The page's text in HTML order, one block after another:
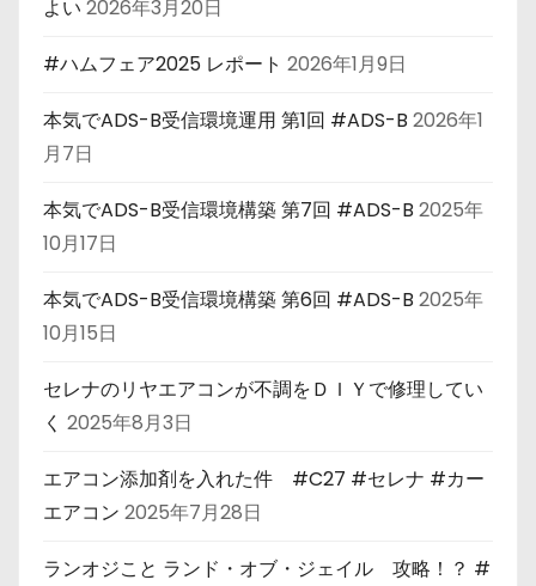
よい 2026年3月20日
#ハムフェア2025 レポート 2026年1月9日
本気でADS-B受信環境運用 第1回 #ADS-B 2026年1
月7日
本気でADS-B受信環境構築 第7回 #ADS-B 2025年
10月17日
本気でADS-B受信環境構築 第6回 #ADS-B 2025年
10月15日
セレナのリヤエアコンが不調をＤＩＹで修理してい
く 2025年8月3日
エアコン添加剤を入れた件 #C27 #セレナ #カー
エアコン 2025年7月28日
ランオジこと ランド・オブ・ジェイル 攻略！？ #